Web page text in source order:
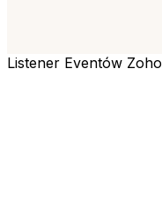
Listener Eventów Zoho